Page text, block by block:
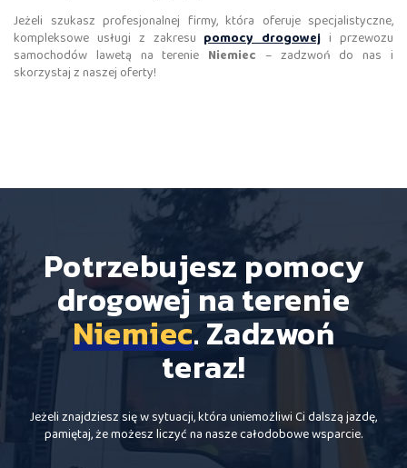
Jeżeli szukasz profesjonalnej firmy, która oferuje specjalistyczne,
kompleksowe usługi z zakresu pomocy drogowej i przewozu
samochodów lawetą na terenie Niemiec – zadzwoń do nas i
skorzystaj z naszej oferty!
Potrzebujesz pomocy
drogowej na terenie
Niemiec. Zadzwoń
teraz!
Jeżeli znajdziesz się w sytuacji, która uniemożliwi Ci dalszą jazdę,
pamiętaj, że możesz liczyć na nasze całodobowe wsparcie.